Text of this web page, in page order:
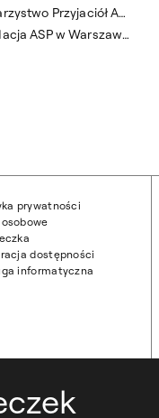
Towarzystwo Przyjaciół ASP
Fundacja ASP w Warszawie
prywatności
dostępności
informatyczna